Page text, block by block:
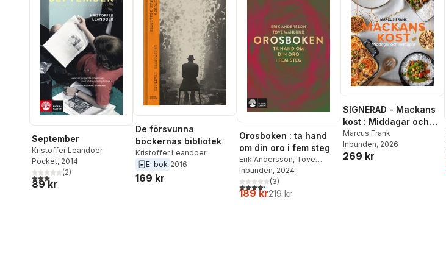
September
Kristoffer Leandoer
Pocket, 2014
3,0utav 5 stjärnor. Totalt antal röster:
(2)
89 kr
De försvunna
böckernas bibliotek
Kristoffer Leandoer
E-bok 2016
169 kr
Orosboken : ta hand
om din oro i fem steg
Erik Andersson, Tove
Wahlund
Inbunden, 2024
4,3utav 5 stjärnor. Totalt antal röster:
(3)
189 kr219 kr
SIGNERAD - Mackans
kost : Middagar och
matlådor
Marcus Frank
Inbunden, 2026
269 kr